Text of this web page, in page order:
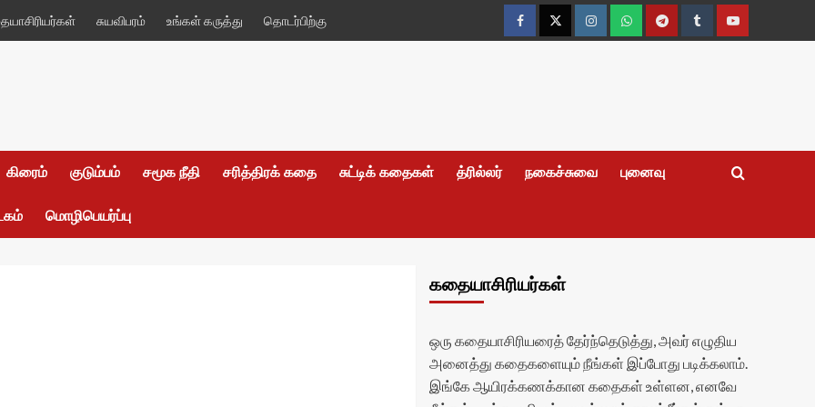
சுயவிபரம் உங்கள் கருத்து தொடர்பிற்கு
FacebookTwitterInstagramWhatsappTelegramTumblrYouTube
கிரைம் குடும்பம் சமூக நீதி சரித்திரக் கதை சுட்டிக் கதைகள் த்ரில்லர் நகைச்சுவை புனைவு
மொழிபெயர்ப்பு
கதையாசிரியர்கள்
ஒரு கதையாசிரியரைத் தேர்ந்தெடுத்து, அவர் எழுதிய
அனைத்து கதைகளையும் நீங்கள் இப்போது படிக்கலாம்.
இங்கே ஆயிரக்கணக்கான கதைகள் உள்ளன, எனவே